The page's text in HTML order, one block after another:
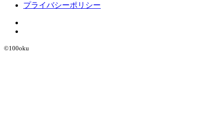
プライバシーポリシー
©︎100oku